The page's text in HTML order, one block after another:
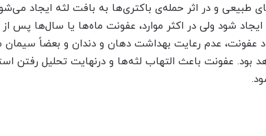
طبیعی و در اثر حمله‌ی باکتری‌ها به بافت لثه ایجاد
شود ولی در اکثر موارد، عفونت ماه‌ها یا سال‌ها پس
عفونت، عدم رعایت بهداشت دهان و دندان و بعضاً سیمان
بود. عفونت باعث التهاب لثه‌ها و درنهایت تحلیل رفتن